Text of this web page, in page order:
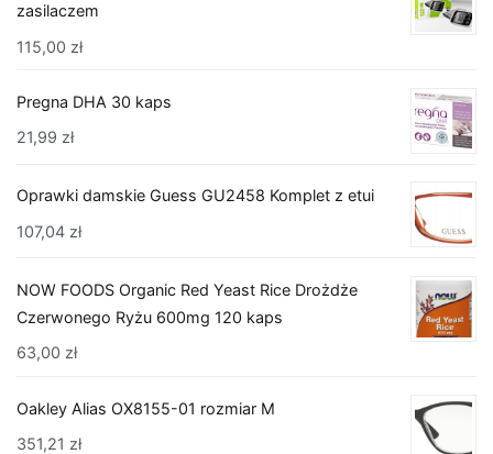
zasilaczem
115,00 zł
Pregna DHA 30 kaps
21,99 zł
Oprawki damskie Guess GU2458 Komplet z etui
107,04 zł
NOW FOODS Organic Red Yeast Rice Drożdże
Czerwonego Ryżu 600mg 120 kaps
63,00 zł
Oakley Alias OX8155-01 rozmiar M
351,21 zł